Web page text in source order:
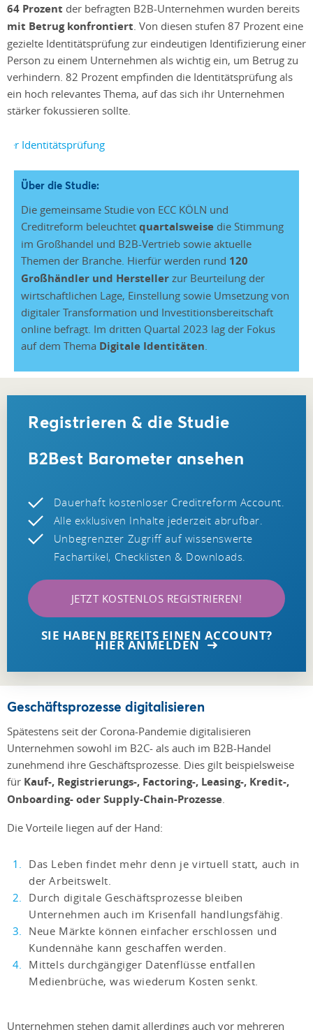
64 Prozent der befragten B2B-Unternehmen wurden bereits
mit Betrug konfrontiert. Von diesen stufen 87 Prozent eine
gezielte Identitätsprüfung zur eindeutigen Identifizierung einer
Person zu einem Unternehmen als wichtig ein, um Betrug zu
verhindern. 82 Prozent empfinden die Identitätsprüfung als
ein hoch relevantes Thema, auf das sich ihr Unternehmen
stärker fokussieren sollte.
Über die Studie:
Die gemeinsame Studie von ECC KÖLN und
Creditreform beleuchtet quartalsweise die Stimmung
im Großhandel und B2B-Vertrieb sowie aktuelle
Themen der Branche. Hierfür werden rund 120
Großhändler und Hersteller zur Beurteilung der
wirtschaftlichen Lage, Einstellung sowie Umsetzung von
digitaler Transformation und Investitionsbereitschaft
online befragt. Im dritten Quartal 2023 lag der Fokus
auf dem Thema Digitale Identitäten
Registrieren & die Studie
B2Best Barometer ansehen
Dauerhaft kostenloser Creditreform Account.
Alle exklusiven Inhalte jederzeit abrufbar.
Unbegrenzter Zugriff auf wissenswerte
Fachartikel, Checklisten & Downloads.
JETZT KOSTENLOS REGISTRIEREN!
SIE HABEN BEREITS EINEN ACCOUNT?
HIER ANMELDEN
Geschäftsprozesse digitalisieren
Spätestens seit der Corona-Pandemie digitalisieren
Unternehmen sowohl im B2C- als auch im B2B-Handel
zunehmend ihre Geschäftsprozesse. Dies gilt beispielsweise
für Kauf-, Registrierungs-, Factoring-, Leasing-, Kredit-,
Onboarding- oder Supply-Chain-Prozesse
Die Vorteile liegen auf der Hand:
Das Leben findet mehr denn je virtuell statt, auch in
der Arbeitswelt.
Durch digitale Geschäftsprozesse bleiben
Unternehmen auch im Krisenfall handlungsfähig.
Neue Märkte können einfacher erschlossen und
Kundennähe kann geschaffen werden.
Mittels durchgängiger Datenflüsse entfallen
Medienbrüche, was wiederum Kosten senkt.
Unternehmen stehen damit allerdings auch vor mehreren